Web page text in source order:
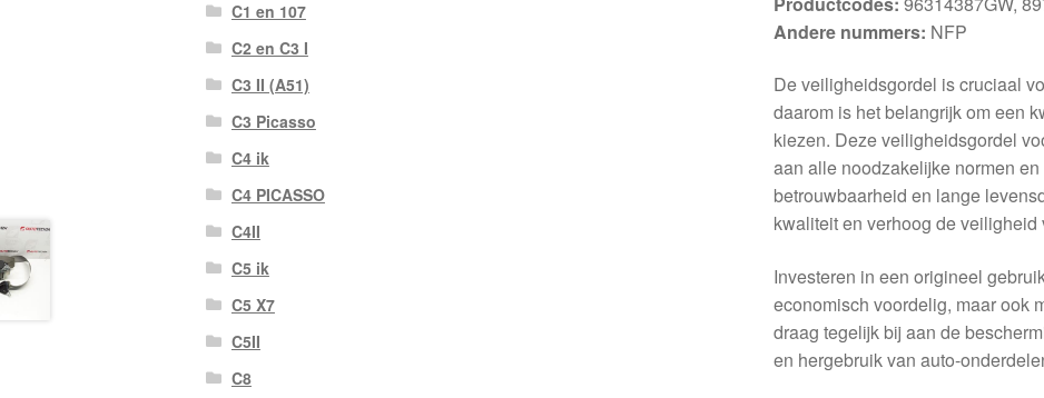
Andere nummers: NFP
De veiligheidsgordel is cruciaal
daarom is het belangrijk om een
kiezen. Deze veiligheidsgordel
aan alle noodzakelijke normen
betrouwbaarheid en lange
kwaliteit en verhoog de
Investeren in een origineel
economisch voordelig, maar ook
draag tegelijk bij aan de
en hergebruik van auto-
C1 en 107
C2 en C3 I
C3 II (A51)
C3 Picasso
C4 ik
C4 PICASSO
C4II
C5 ik
C5 X7
C5II
C8